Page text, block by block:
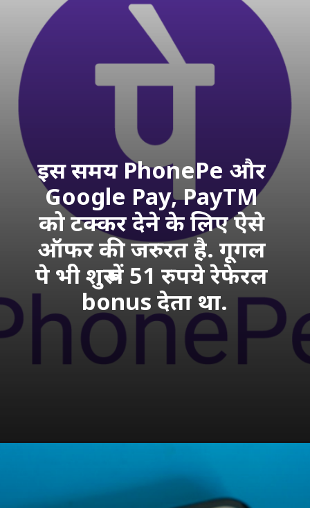
इस समय PhonePe और
Google Pay, PayTM
को टक्कर देने के लिए ऐसे
ऑफर की जरुरत है. गूगल
पे भी शुरू में 51 रुपये रेफेरल
bonus देता था.